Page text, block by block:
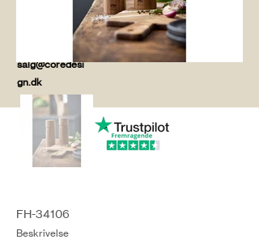
salg@coredesi
gn.dk
FH-34106
Beskrivelse